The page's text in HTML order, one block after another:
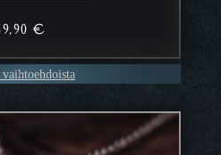
€